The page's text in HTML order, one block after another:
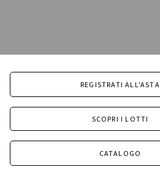
REGISTRATI ALL'ASTA
SCOPRI I LOTTI
CATALOGO